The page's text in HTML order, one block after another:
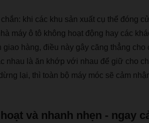
ắn: khi các khu sản xuất cụ thể đóng cử
à máy ô tô không hoạt động hay các khá
giao hàng, điều này gây căng thẳng cho
c nhau l à ăn khớp với nhau để giữ cho
ừng l ại, thì toàn bộ máy móc sẽ cảm nhậ
và nhanh nhẹn - ngay